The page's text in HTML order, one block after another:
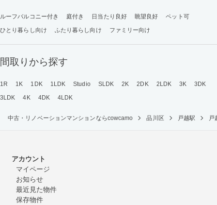
ルーフバルコニー付き 庭付き 日当たり良好 眺望良好
ペット可
ひとり暮らし向け
ふたり暮らし向け ファミリー向け
間取りから探す
1R 1K 1DK 1LDK Studio SLDK 2K 2DK 2LDK 3K
3DK
3LDK
4K 4DK 4LDK
中古・リノベーションマンションならcowcamo 品川区 戸越駅 戸
アカウント
マイページ
お知らせ
最近見た物件
保存物件